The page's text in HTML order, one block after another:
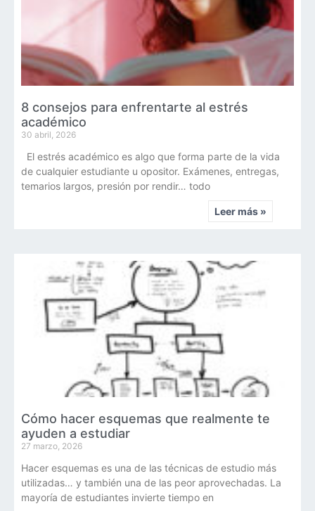
8 consejos para enfrentarte al estrés
académico
30 abril, 2026
El estrés académico es algo que forma parte de la vida
de cualquier estudiante u opositor. Exámenes, entregas,
temarios largos, presión por rendir… todo
Leer más »
Cómo hacer esquemas que realmente te
ayuden a estudiar
27 marzo, 2026
Hacer esquemas es una de las técnicas de estudio más
utilizadas… y también una de las peor aprovechadas. La
mayoría de estudiantes invierte tiempo en